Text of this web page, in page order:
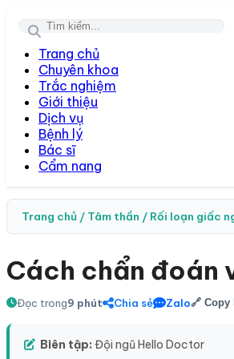
Trang chủ
Chuyên khoa
Trắc nghiệm
Giới thiệu
Dịch vụ
Bệnh lý
Bác sĩ
Cẩm nang
Trang chủ / Tâm thần / Rối loạn giấc
Cách chẩn đoán
Đọc trong9 phút Chia sẻ Zalo🔗 Copy
Biên tập: Đội ngũ Hello Doctor